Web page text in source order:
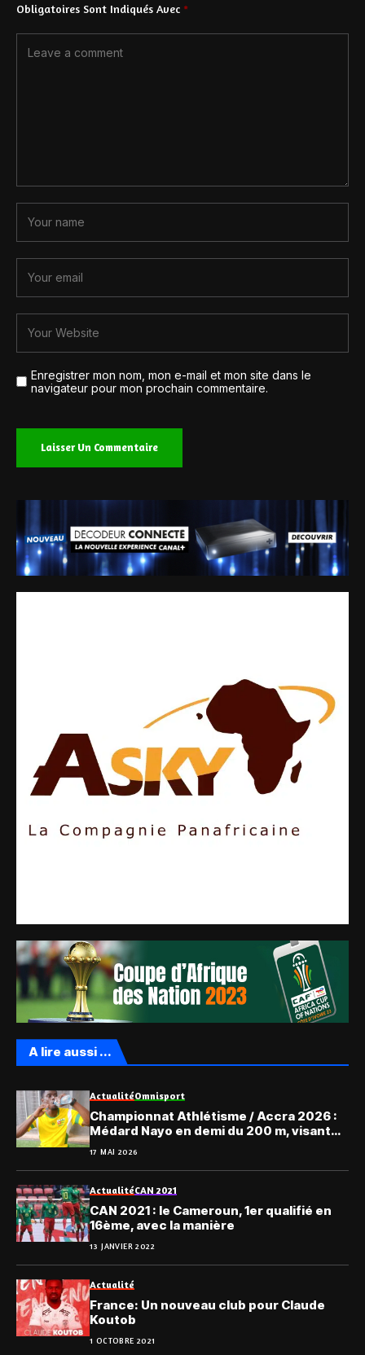
Obligatoires Sont Indiqués Avec *
Enregistrer mon nom, mon e-mail et mon site dans le
navigateur pour mon prochain commentaire.
A lire aussi ...
ActualitéOmnisport
Championnat Athlétisme / Accra 2026 :
Médard Nayo en demi du 200 m, visant
exploit historique
17 MAI 2026
ActualitéCAN 2021
CAN 2021 : le Cameroun, 1er qualifié en
16ème, avec la manière
13 JANVIER 2022
Actualité
France: Un nouveau club pour Claude
Koutob
1 OCTOBRE 2021